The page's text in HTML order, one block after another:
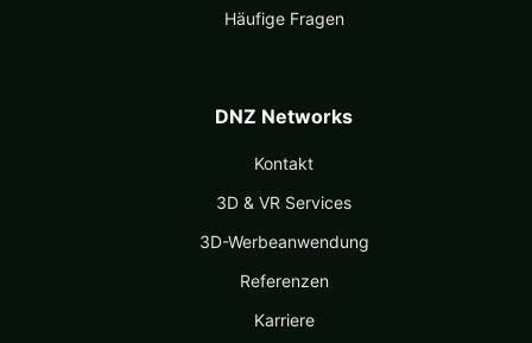
Häufige Fragen
DNZ Networks
Kontakt
3D & VR Services
3D-Werbeanwendung
Referenzen
Karriere